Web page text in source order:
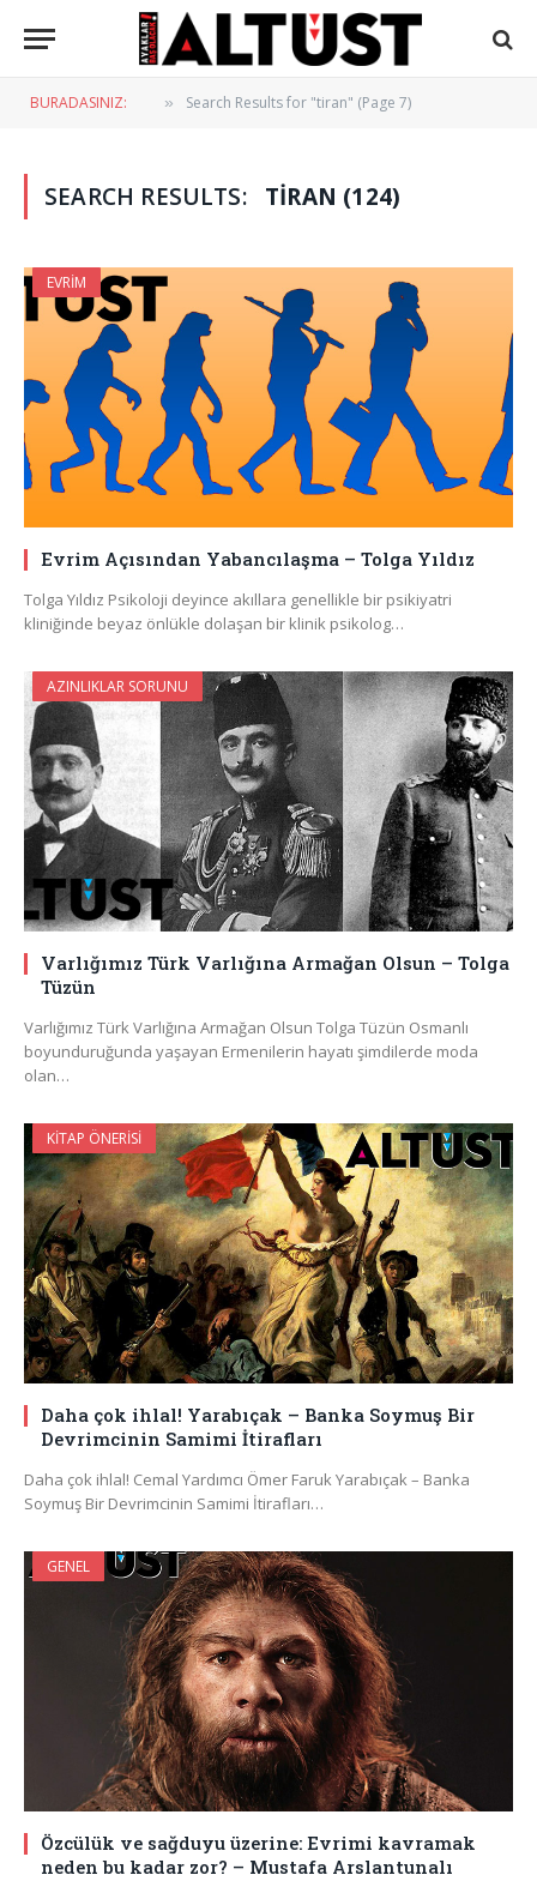
BURADASINIZ: » Search Results for "tiran" (Page 7)
SEARCH RESULTS: TIRAN (124)
EVRIM
Evrim Açısından Yabancılaşma – Tolga Yıldız
Tolga Yıldız Psikoloji deyince akıllara genellikle bir psikiyatri
kliniğinde beyaz önlükle dolaşan bir klinik psikolog…
AZINLIKLAR SORUNU
Varlığımız Türk Varlığına Armağan Olsun – Tolga
Tüzün
Varlığımız Türk Varlığına Armağan Olsun Tolga Tüzün Osmanlı
boyunduruğunda yaşayan Ermenilerin hayatı şimdilerde moda
olan…
KITAP ÖNERISI
Daha çok ihlal! Yarabıçak – Banka Soymuş Bir
Devrimcinin Samimi İtirafları
Daha çok ihlal! Cemal Yardımcı Ömer Faruk Yarabıçak – Banka
Soymuş Bir Devrimcinin Samimi İtirafları…
GENEL
Özcülük ve sağduyu üzerine: Evrimi kavramak
neden bu kadar zor? – Mustafa Arslantunalı